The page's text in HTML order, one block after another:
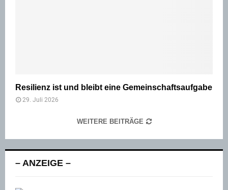
Resilienz ist und bleibt eine Gemeinschaftsaufgabe
29. Juli 2026
WEITERE BEITRÄGE
– ANZEIGE –